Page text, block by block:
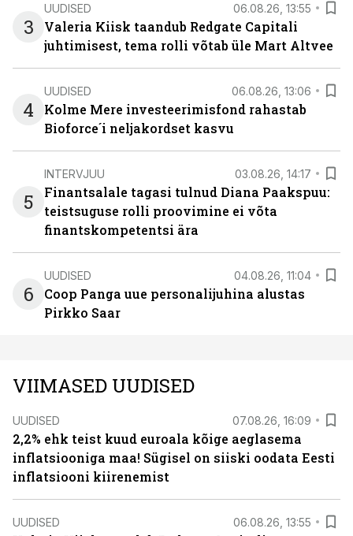
3
UUDISED 06.08.26, 13:55
Valeria Kiisk taandub Redgate Capitali
juhtimisest, tema rolli võtab üle Mart Altvee
4
UUDISED 06.08.26, 13:06
Kolme Mere investeerimisfond rahastab
Bioforce´i neljakordset kasvu
5
INTERVJUU 03.08.26, 14:17
Finantsalale tagasi tulnud Diana Paakspuu:
teistsuguse rolli proovimine ei võta
finantskompetentsi ära
6
UUDISED 04.08.26, 11:04
Coop Panga uue personalijuhina alustas
Pirkko Saar
VIIMASED UUDISED
UUDISED 07.08.26, 16:09
2,2% ehk teist kuud euroala kõige aeglasema
inflatsiooniga maa! Sügisel on siiski oodata Eesti
inflatsiooni kiirenemist
UUDISED 06.08.26, 13:55